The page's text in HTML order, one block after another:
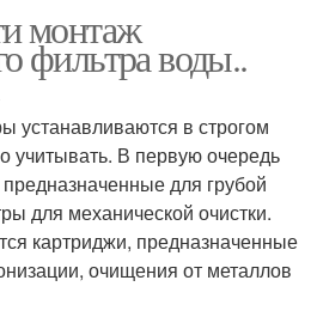
монтаж
фильтра воды..
устанавливаются в строгом
учитывать. В первую очередь
для грубой
для механической очистки.
картриджи, предназначенные
очищения от металлов